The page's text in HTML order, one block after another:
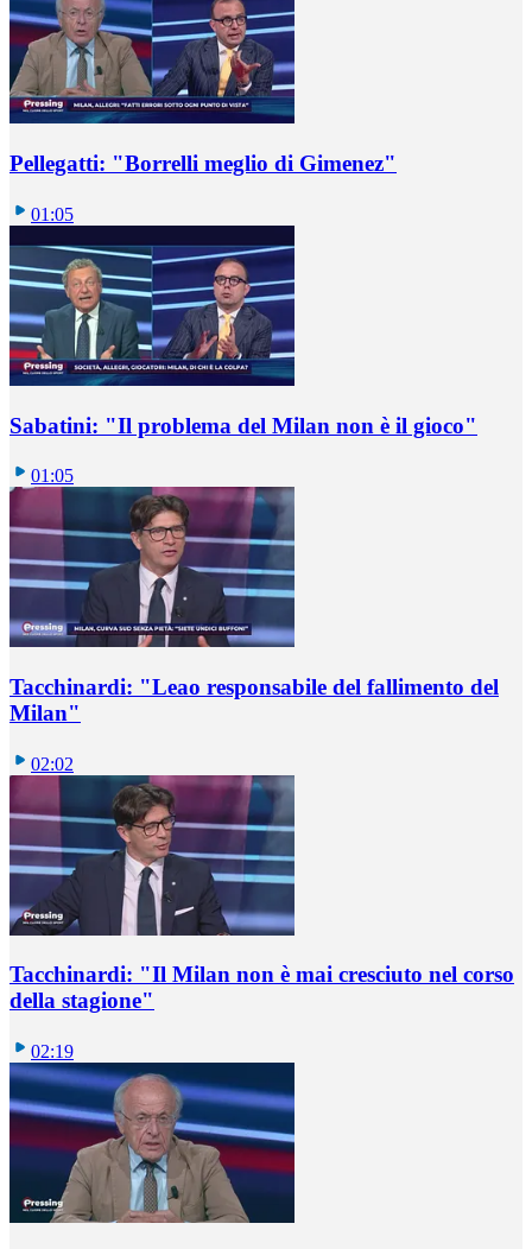
Pellegatti: "Borrelli meglio di Gimenez"
01:05
Sabatini: "Il problema del Milan non è il gioco"
01:05
Tacchinardi: "Leao responsabile del fallimento del
Milan"
02:02
Tacchinardi: "Il Milan non è mai cresciuto nel corso
della stagione"
02:19